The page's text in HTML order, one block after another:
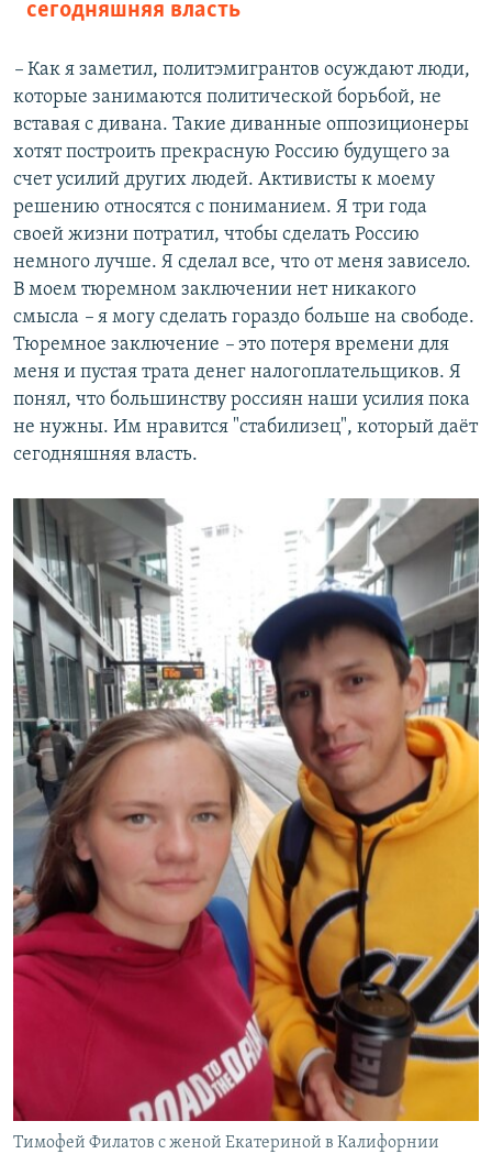
сегодняшняя власть
– Как я заметил, политэмигрантов осуждают люди,
которые занимаются политической борьбой, не
вставая с дивана. Такие диванные оппозиционеры
хотят построить прекрасную Россию будущего за
счет усилий других людей. Активисты к моему
решению относятся с пониманием. Я три года
своей жизни потратил, чтобы сделать Россию
немного лучше. Я сделал все, что от меня зависело.
В моем тюремном заключении нет никакого
смысла – я могу сделать гораздо больше на свободе.
Тюремное заключение – это потеря времени для
меня и пустая трата денег налогоплательщиков. Я
понял, что большинству россиян наши усилия пока
не нужны. Им нравится "стабилизец", который даёт
сегодняшняя власть.
Тимофей Филатов с женой Екатериной в Калифорнии